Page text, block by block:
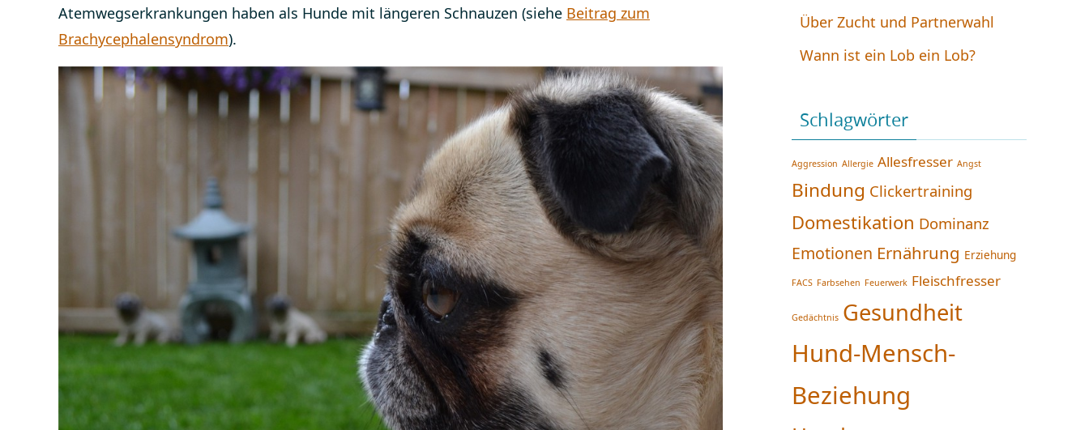
Atemwegserkrankungen haben als Hunde mit längeren Schnauzen (siehe Beitrag zum
Brachycephalensyndrom).
Über Zucht und Partnerwahl
Wann ist ein Lob ein Lob?
Schlagwörter
Aggression Allergie Allesfresser Angst
Bindung Clickertraining
Domestikation Dominanz
Emotionen Ernährung Erziehung
FACS Farbsehen Feuerwerk Fleischfresser
Gedächtnis Gesundheit
Hund-Mensch-
Beziehung